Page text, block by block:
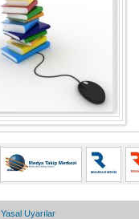
Yasal Uyarılar